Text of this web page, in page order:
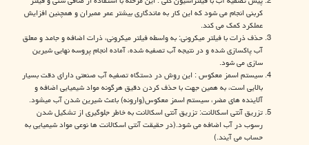
کربنی انجام می شود که این کار به ماندگاری بیشتر عمر ممبران و همچنین افزایش
عملکرد کمک می کند.
حذف ذرات با فیلتر میکرونی: به واسطه فیلتر میکرونی، ذرات اضافه و جامد و معلق
آب پاکسازی شده و در نتیجه آب تصفیه شده، آماده انجام پروسه نهایی شیرین
سازی می شود.
سیستم اسمز معکوس : این روش در دستگاه تصفیه آب صنعتی دارای دقت بسیار
بالایی است، به همین جهت با حذف کردن دقیق هرگونه مواد شیمیایی اضافه و
آلاینده های مضر، سیستم اسمز معکوس(وارونه) باعث شیرین شدن آب میشود.
تزریق آنتی اسکالانت: تزریق آنتی اسکالانت به خاطر جلوگیری از تشکیل شدن
رسوب در آب اضافه می شود.(در حقیقت آنتی اسکالانت ها نوعی مواد شیمیایی به
حساب می آیند.)